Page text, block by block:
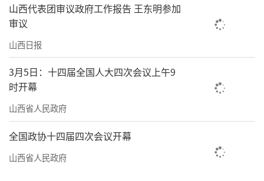
山西代表团审议政府工作报告 王东明参加
审议
山西日报
3月5日：十四届全国人大四次会议上午9
时开幕
山西省人民政府
全国政协十四届四次会议开幕
山西省人民政府